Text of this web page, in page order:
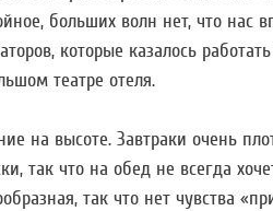
больших волн нет, что нас
которые казалось
театре отеля.
на высоте. Завтраки очень
так что на обед не всегда
так что нет чувства